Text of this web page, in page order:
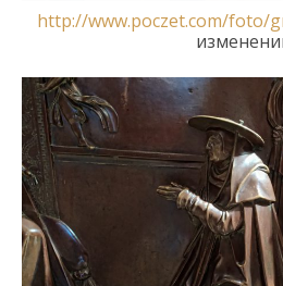
http://www.poczet.com/foto/